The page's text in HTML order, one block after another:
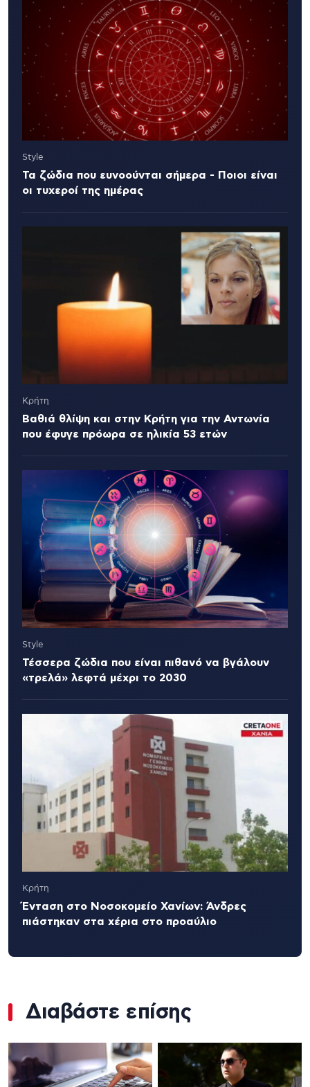
Style
Τα ζώδια που ευνοούνται σήμερα - Ποιοι είναι
οι τυχεροί της ημέρας
Κρήτη
Βαθιά θλίψη και στην Κρήτη για την Αντωνία
που έφυγε πρόωρα σε ηλικία 53 ετών
Style
Τέσσερα ζώδια που είναι πιθανό να βγάλουν
«τρελά» λεφτά μέχρι το 2030
Κρήτη
Ένταση στο Νοσοκομείο Χανίων: Άνδρες
πιάστηκαν στα χέρια στο προαύλιο
Διαβάστε επίσης